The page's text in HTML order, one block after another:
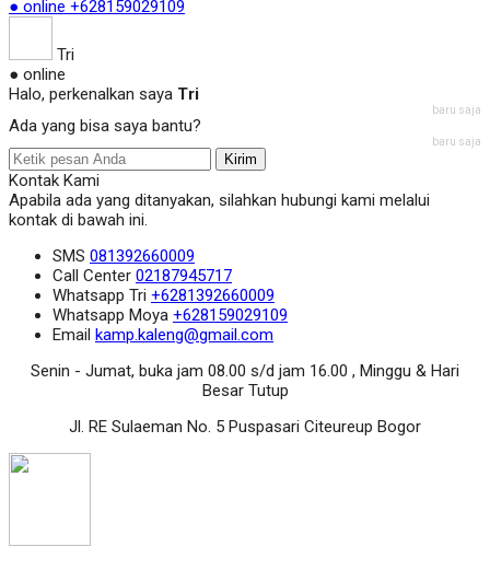
● online +628159029109
Tri
● online
Halo, perkenalkan saya Tri
baru saja
Ada yang bisa saya bantu?
baru saja
Kirim
Kontak Kami
Apabila ada yang ditanyakan, silahkan hubungi kami melalui
kontak di bawah ini.
SMS 081392660009
Call Center 02187945717
Whatsapp Tri +6281392660009
Whatsapp Moya +628159029109
Email kamp.kaleng@gmail.com
Senin - Jumat, buka jam 08.00 s/d jam 16.00 , Minggu & Hari
Besar Tutup
Jl. RE Sulaeman No. 5 Puspasari Citeureup Bogor